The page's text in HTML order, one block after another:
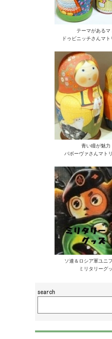
テーマがあるマ
ドゥビニッチさんマト
青い瞳が魅力
バボーヴァさんマト
ソ連＆ロシア軍ユニ
ミリタリーグ